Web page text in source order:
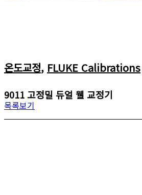
온도교정, FLUKE Calibrations
9011 고정밀 듀얼 웰 교정기
목록보기